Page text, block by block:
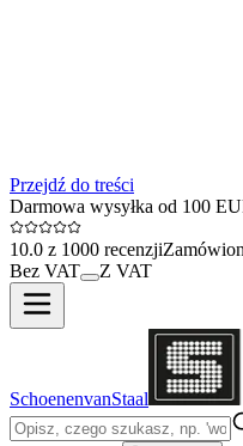
Przejdź do treści
Darmowa wysyłka od 100
10.0 z 1000 recenzji
Bez VAT
Z VAT
SchoenenvanStaal